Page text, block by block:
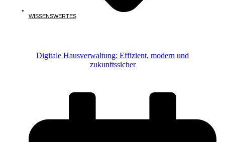
WISSENSWERTES
Digitale Hausverwaltung: Effizient, modern und
zukunftssicher